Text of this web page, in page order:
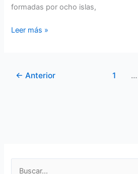
formadas por ocho islas,
Islas
Islas
Leer más »
← Anterior 1 …